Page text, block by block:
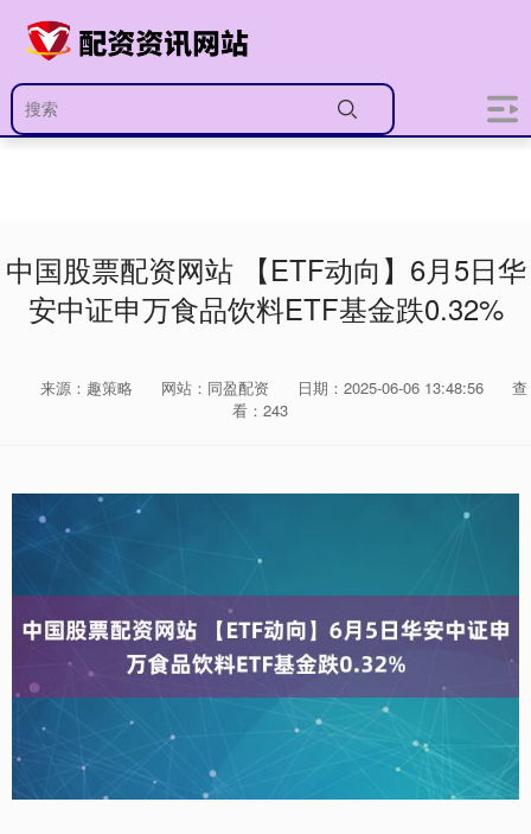
中国股票配资网站 【ETF动向】6月5日华
安中证申万食品饮料ETF基金跌0.32%
来源：趣策略 网站：同盈配资 日期：2025-06-06 13:48:56
查
看：243